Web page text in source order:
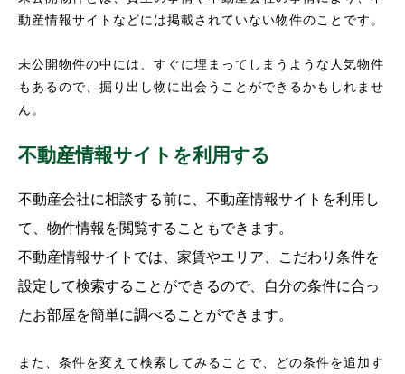
動産情報サイトなどには掲載されていない物件のことです。
未公開物件の中には、すぐに埋まってしまうような人気物件
もあるので、掘り出し物に出会うことができるかもしれませ
ん。
不動産情報サイトを利用する
不動産会社に相談する前に、不動産情報サイトを利用し
て、物件情報を閲覧することもできます。
不動産情報サイトでは、家賃やエリア、こだわり条件を
設定して検索することができるので、自分の条件に合っ
たお部屋を簡単に調べることができます。
また、条件を変えて検索してみることで、どの条件を追加す